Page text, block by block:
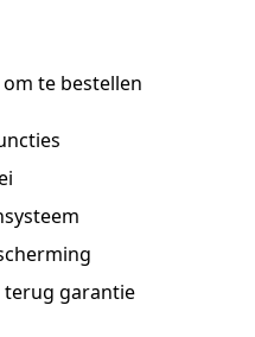
te bestellen
terug garantie